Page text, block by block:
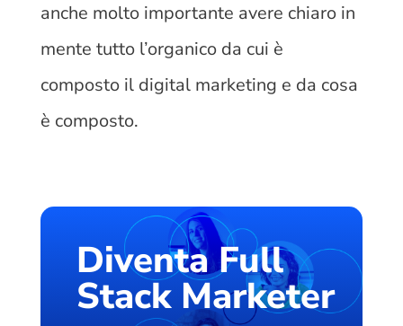
anche molto importante avere chiaro in
mente tutto l’organico da cui è
composto il digital marketing e da cosa
è composto.
Diventa Full
Stack Marketer